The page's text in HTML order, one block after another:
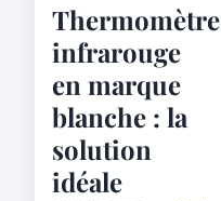
Thermomètre
infrarouge
en marque
blanche : la
solution
idéale